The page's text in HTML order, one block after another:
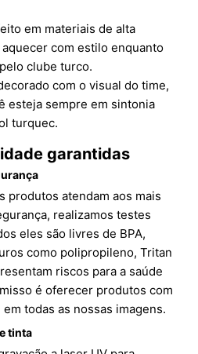
em materiais de alta
com estilo enquanto
clube turco.
com o visual do time,
esteja sempre em sintonia
turquec.
garantidas
produtos atendam aos mais
realizamos testes
eles são livres de BPA,
como polipropileno, Tritan
riscos para a saúde
é oferecer produtos com
em todas as nossas imagens.
tinta